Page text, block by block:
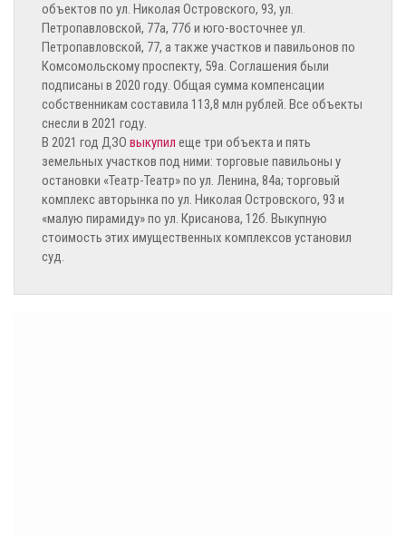
объектов по ул. Николая Островского, 93, ул.
Петропавловской, 77а, 77б и юго-восточнее ул.
Петропавловской, 77, а также участков и павильонов по
Комсомольскому проспекту, 59а. Соглашения были
подписаны в 2020 году. Общая сумма компенсации
собственникам составила 113,8 млн рублей. Все объекты
снесли в 2021 году.
В 2021 год ДЗО выкупил еще три объекта и пять
земельных участков под ними: торговые павильоны у
остановки «Театр-Театр» по ул. Ленина, 84а; торговый
комплекс авторынка по ул. Николая Островского, 93 и
«малую пирамиду» по ул. Крисанова, 12б. Выкупную
стоимость этих имущественных комплексов установил
суд.